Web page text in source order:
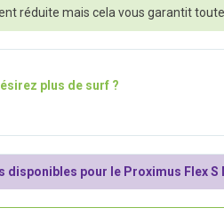
réduite mais cela vous garantit
plus de surf ?
disponibles pour le Proximus Flex S